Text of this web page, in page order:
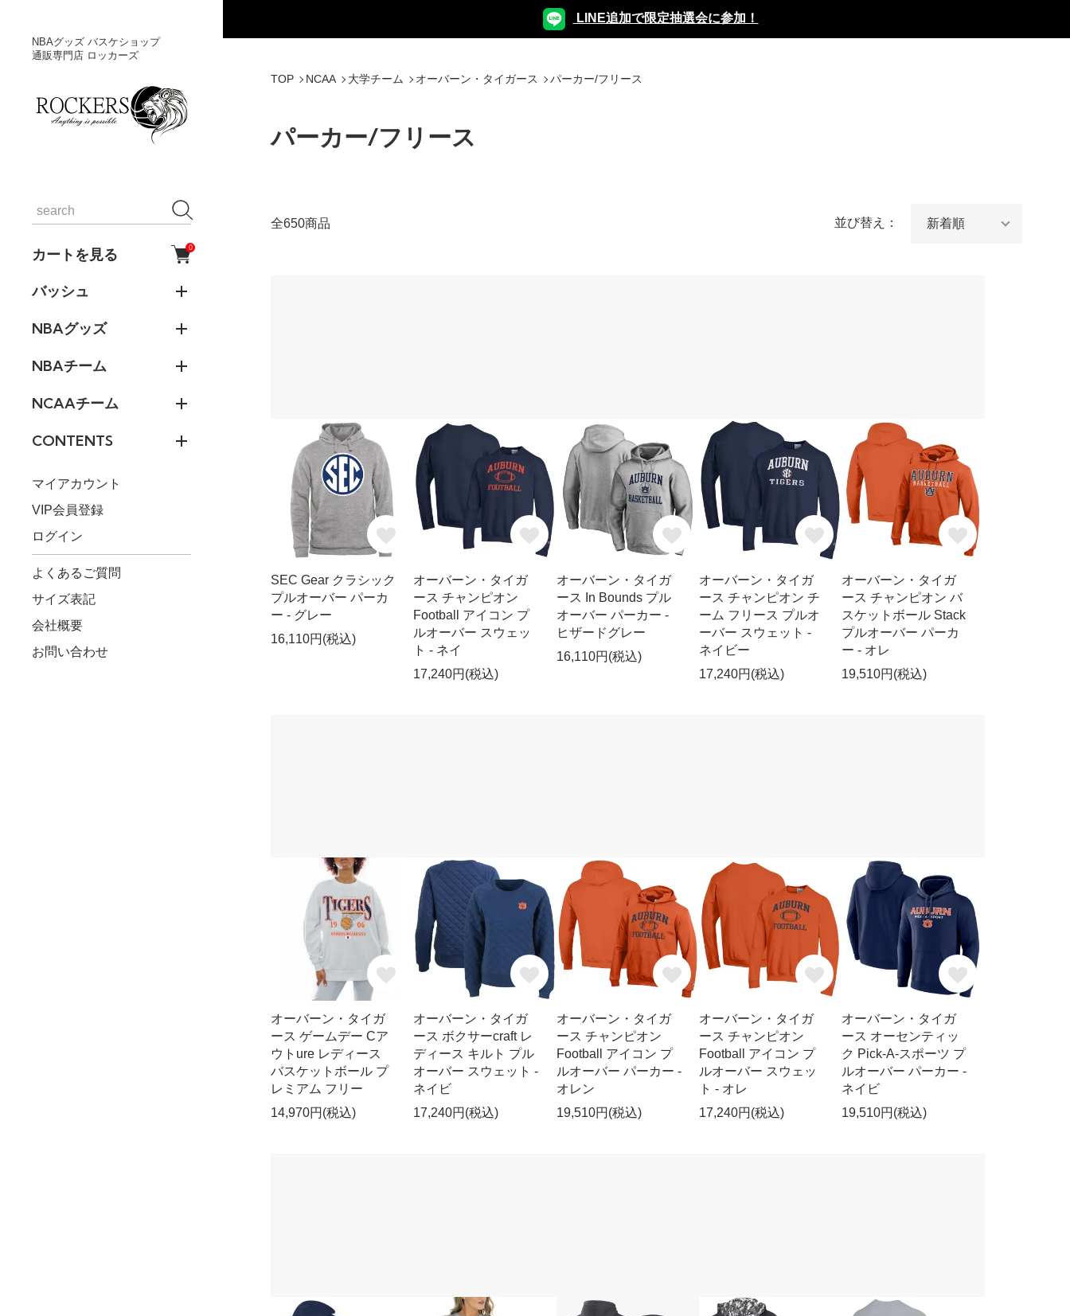
NBAグッズ バスケショップ
通販専門店 ロッカーズ
カートを見る 0
バッシュ
NBAグッズ
NBAチーム
NCAAチーム
CONTENTS
マイアカウント
VIP会員登録
ログイン
よくあるご質問
サイズ表記
会社概要
お問い合わせ
LINE追加で限定抽選会に参加！
TOP NCAA 大学チーム オーバーン・タイガース パーカー/フリース
パーカー/フリース
全650商品 並び替え：
SEC Gear クラシック
プルオーバー パーカ
ー - グレー
16,110円(税込)
オーバーン・タイガ
ース チャンピオン
Football アイコン プ
ルオーバー スウェッ
ト - ネイ
17,240円(税込)
オーバーン・タイガ
ース In Bounds プル
オーバー パーカー -
ヒザードグレー
16,110円(税込)
オーバーン・タイガ
ース チャンピオン チ
ーム フリース プルオ
ーバー スウェット -
ネイビー
17,240円(税込)
オーバーン・タイガ
ース チャンピオン バ
スケットボール Stack
プルオーバー パーカ
ー - オレ
19,510円(税込)
オーバーン・タイガ
ース ゲームデー Cア
ウトure レディース
バスケットボール プ
レミアム フリー
14,970円(税込)
オーバーン・タイガ
ース ボクサーcraft レ
ディース キルト プル
オーバー スウェット -
ネイビ
17,240円(税込)
オーバーン・タイガ
ース チャンピオン
Football アイコン プ
ルオーバー パーカー -
オレン
19,510円(税込)
オーバーン・タイガ
ース チャンピオン
Football アイコン プ
ルオーバー スウェッ
ト - オレ
17,240円(税込)
オーバーン・タイガ
ース オーセンティッ
ク Pick-A-スポーツ プ
ルオーバー パーカー -
ネイビ
19,510円(税込)